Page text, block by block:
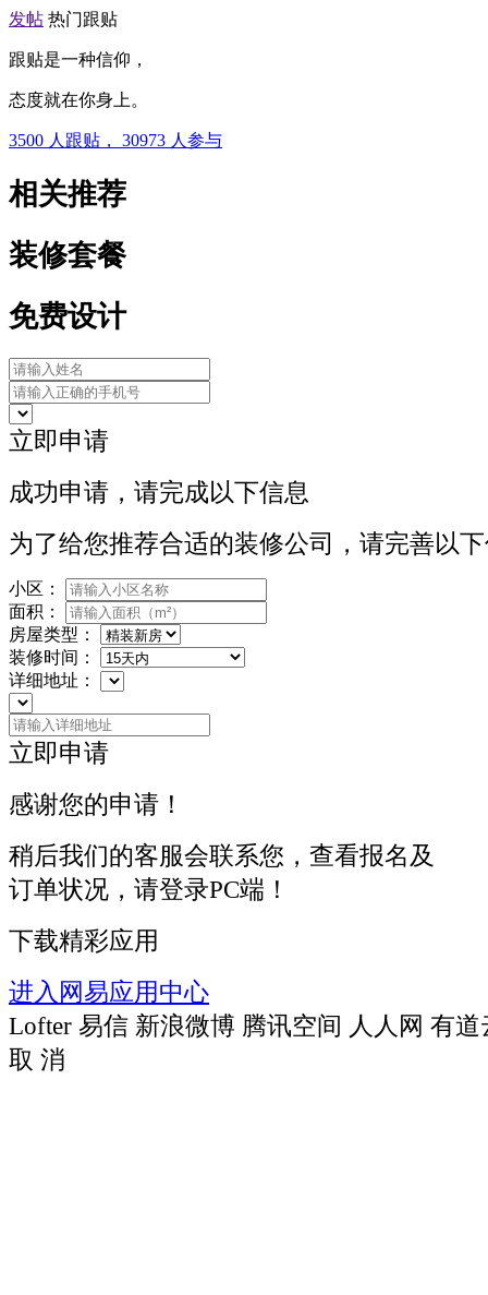
发帖 热门跟贴
跟贴是一种信仰，
态度就在你身上。
3500 人跟贴， 30973 人参与
相关推荐
装修套餐
免费设计
立即申请
成功申请，请完成以下信息
为了给您推荐合适的装修公司，请完善以
小区：
面积：
房屋类型：
装修时间：
详细地址：
立即申请
感谢您的申请！
稍后我们的客服会联系您，查看报名及
订单状况，请登录PC端！
下载精彩应用
进入网易应用中心
Lofter 易信 新浪微博 腾讯空间 人人网 有道
取 消